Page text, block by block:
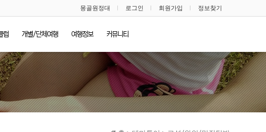
몽골원정대 로그인 회원가입 정보찾기
럽 개별/단체여행 여행정보 커뮤니티